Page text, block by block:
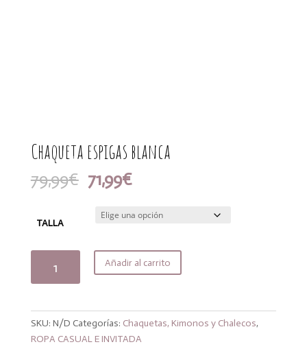
Chaqueta espigas blanca
79,99€ El
precio
original
era:
71,99€El
actual
es:
TALLA
espigas
Añadir al carrito
SKU: N/D Categorías: Chaquetas, Kimonos y Chalecos,
ROPA CASUAL E INVITADA